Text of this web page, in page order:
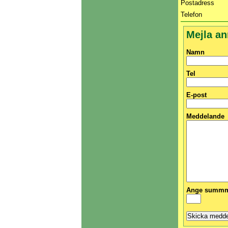
Postadress
Telefon
Mejla
Namn
Tel
E-post
Meddelande
Ange